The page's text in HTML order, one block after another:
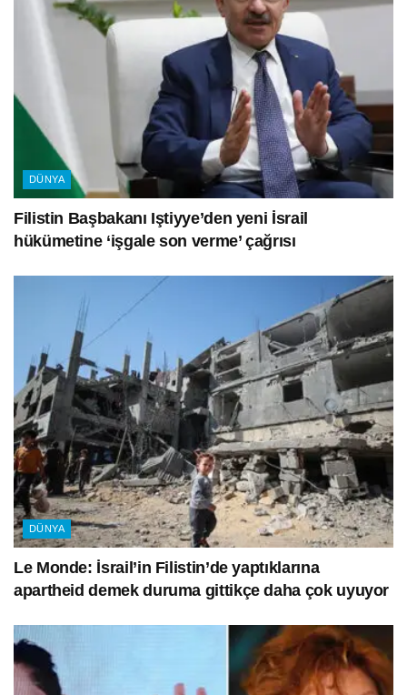
DÜNYA
Filistin Başbakanı Iştiyye’den yeni İsrail
hükümetine ‘işgale son verme’ çağrısı
DÜNYA
Le Monde: İsrail’in Filistin’de yaptıklarına
apartheid demek duruma gittikçe daha çok uyuyor